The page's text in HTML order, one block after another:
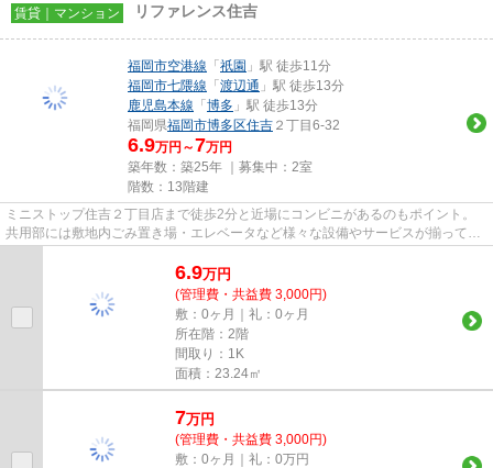
賃貸｜マンション リファレンス住吉
福岡市空港線 「祇園 」駅 徒歩11分
福岡市七隈線 「渡辺通 」駅 徒歩13分
鹿児島本線 「博多 」駅 徒歩13分
福岡県福岡市博多区住吉 ２丁目6-32
6.9万円～7万円
築年数：築25年 ｜募集中： 2室
階数：13階建
ミニストップ住吉２丁目店まで徒歩2分と近場にコンビニがあるのもポイント。
共用部には敷地内ごみ置き場・エレベータなど様々な設備やサービスが揃ってい
るので便利です。道が平坦だと...
6.9万円
(管理費・共益費 3,000円)
敷：0ヶ月｜礼：0ヶ月
所在階：2階
間取り：1K
面積：23.24㎡
7万円
(管理費・共益費 3,000円)
敷：0ヶ月｜礼：0万円